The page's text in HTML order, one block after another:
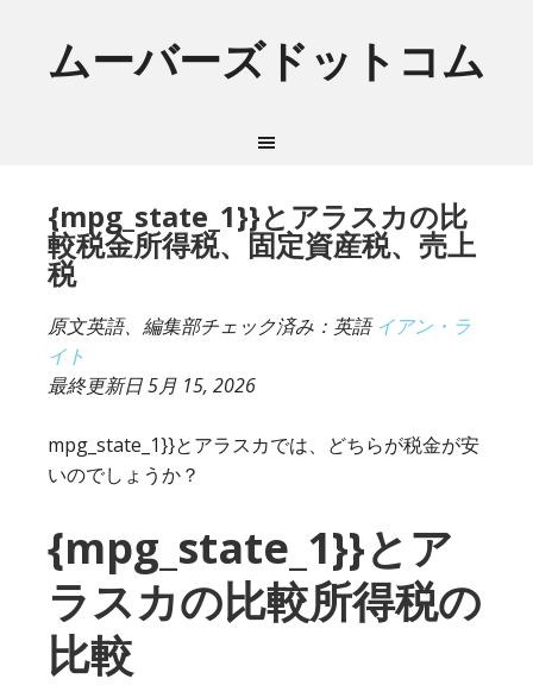
ムーバーズドットコム
{mpg_state_1}}とアラスカの比
較税金所得税、固定資産税、売上
税
原文英語、編集部チェック済み：英語イアン・ラ
イト
最終更新日5月 15, 2026
mpg_state_1}}とアラスカでは、どちらが税金が安
いのでしょうか？
{mpg_state_1}}とア
ラスカの比較所得税の
比較